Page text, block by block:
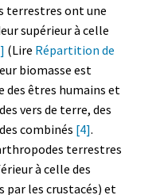
terrestres ont une
supérieur à celle
(Lire Répartition de
biomasse est
des êtres humains et
vers de terre, des
combinés [4].
terrestres
à celle des
par les crustacés) et